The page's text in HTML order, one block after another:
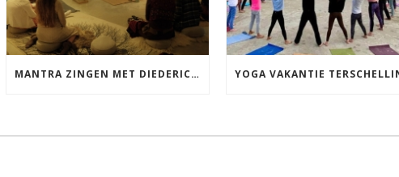
MANTRA ZINGEN MET DIEDERICK IN LEEUWARDEN VRIJDAG 12 JUNI KIRTAN